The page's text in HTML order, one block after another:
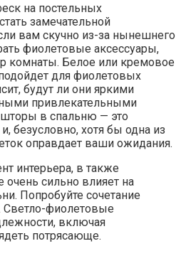
на постельных
замечательной
вам скучно из-за нынешнего
фиолетовые аксессуары,
комнаты. Белое или кремовое
для фиолетовых
будут ли они яркими
привлекательными
в спальню — это
безусловно, хотя бы одна из
оправдает ваши ожидания.
интерьера, в также
очень сильно влияет на
Попробуйте сочетание
Светло-фиолетовые
включая
потрясающе.